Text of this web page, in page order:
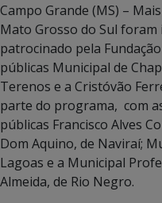
Campo Grande (MS) –
Mato Grosso do Sul
patrocinado pela
públicas Municipal de
Terenos e a Cristóvão
parte do programa, com
públicas Francisco Alves
Dom Aquino, de Naviraí;
Lagoas e a Municipal
Almeida, de Rio Negro.